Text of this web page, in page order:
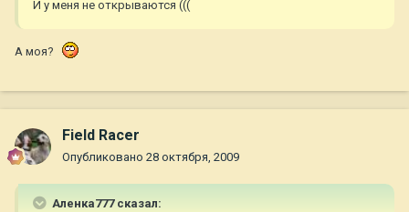
И у меня не открываются (((
А моя?
Field Racer
Опубликовано 28 октября, 2009
Аленка777 сказал: